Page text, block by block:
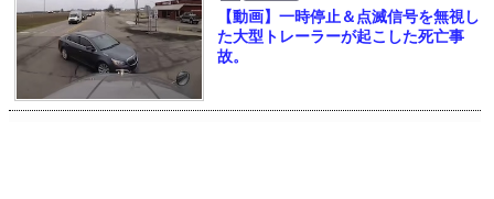
【動画】一時停止＆点滅信号を無視し
た大型トレーラーが起こした死亡事
故。